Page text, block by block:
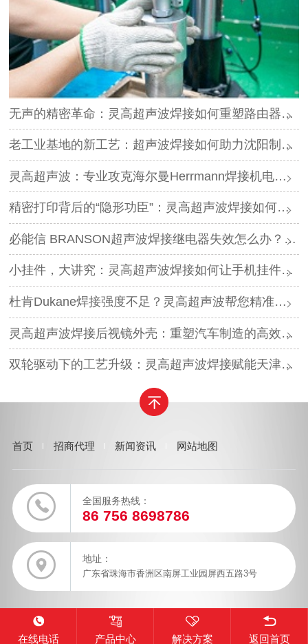
无声的精密革命：灵高超声波焊接如何重塑路由器外壳制造？
老工业基地的新工艺：超声波焊接如何助力沈阳制造转型？
灵高超声波：专业攻克海尔曼Herrmann焊接机电路板短路难题
精密打印背后的“隐形功臣”：灵高超声波焊接如何让喷墨头支架更可靠？
必能信 BRANSON超声波焊接继电器失效怎么办？灵高超声波“四步维修法”精准破局
小挂件，大讲究：灵高超声波焊接如何让手机挂件更“抗造”？
杜肯Dukane焊接强度不足？灵高超声波帮您精准破局
灵高超声波焊接后视镜外壳：重塑汽车制造的高效与美学
双轮驱动下的工艺升级：灵高超声波焊接赋能天津汽车与电子产业
首页 招商代理 新闻资讯 网站地图
全国服务热线：
86 756 8698786
地址：
广东省珠海市香洲区南屏工业园屏西五路3号
在线电话 产品中心 解决方案 返回首页